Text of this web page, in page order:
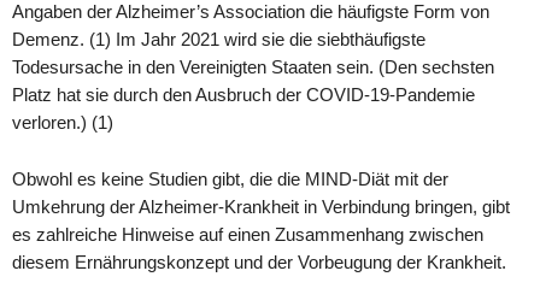
Angaben der Alzheimer’s Association die häufigste Form von
Demenz. (1) Im Jahr 2021 wird sie die siebthäufigste
Todesursache in den Vereinigten Staaten sein. (Den sechsten
Platz hat sie durch den Ausbruch der COVID-19-Pandemie
verloren.) (1)
Obwohl es keine Studien gibt, die die MIND-Diät mit der
Umkehrung der Alzheimer-Krankheit in Verbindung bringen, gibt
es zahlreiche Hinweise auf einen Zusammenhang zwischen
diesem Ernährungskonzept und der Vorbeugung der Krankheit.